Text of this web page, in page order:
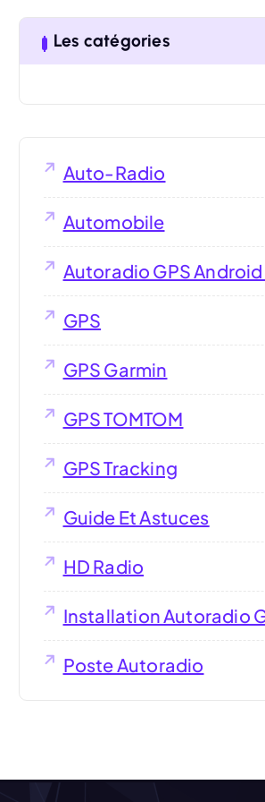
Les catégories
Auto-Radio
Automobile
Autoradio GPS
GPS
GPS Garmin
GPS TOMTOM
GPS Tracking
Guide Et Astuces
HD Radio
Installation Autoradio
Poste Autoradio